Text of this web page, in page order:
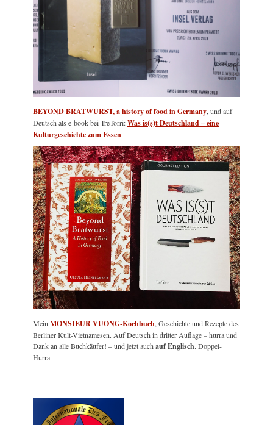
BEYOND BRATWURST, a history of food in Germany, und auf
Deutsch als e-book bei TreTorri:Was is(s)t Deutschland – eine
Kulturgeschichte zum Essen
MeinMONSIEUR VUONG-Kochbuch, Geschichte und Rezepte des
Berliner Kult-Vietnamesen. Auf Deutsch in dritter Auflage – hurra und
Dank an alle Buchkäufer! – und jetzt auchauf Englisch. Doppel-
Hurra.